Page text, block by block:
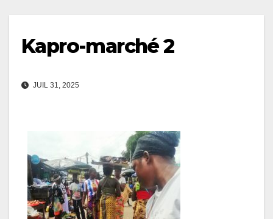
Kapro-marché 2
JUIL 31, 2025